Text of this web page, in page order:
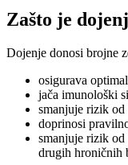
Zašto je
Dojenje donosi brojne
osigurava
jača imunološki
smanjuje rizik
doprinosi
smanjuje rizik od
drugih hroničnih